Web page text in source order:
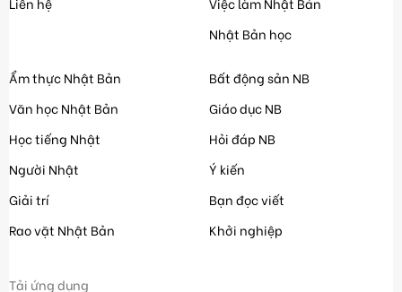
Nhật Bản học
Ẩm thực Nhật Bản
Văn học Nhật Bản
Học tiếng Nhật
Người Nhật
Giải trí
Rao vặt Nhật Bản
Bất động sản NB
Giáo dục NB
Hỏi đáp NB
Ý kiến
Bạn đọc viết
Khởi nghiệp
Tải ứng dụng